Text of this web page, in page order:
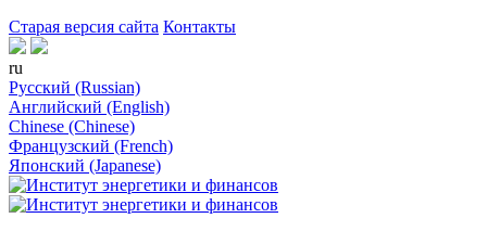
Старая версия сайта Контакты
ru
Русский (Russian)
Английский (English)
Chinese (Chinese)
Французский (French)
Японский (Japanese)